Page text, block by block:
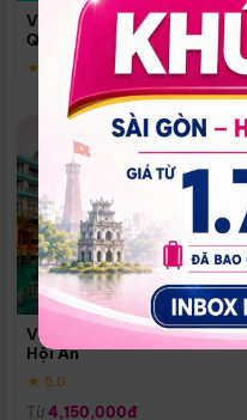
Vinpearl Resort & Spa Phu
Quoc
★ 5.0
Vinpearl Resort & Golf Nam
Hội An
★ 5.0
Từ 4,150,000đ